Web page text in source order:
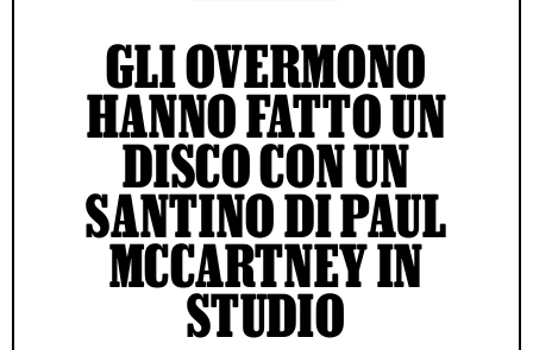
GLI OVERMONO
HANNO FATTO UN
DISCO CON UN
SANTINO DI PAUL
MCCARTNEY IN
STUDIO